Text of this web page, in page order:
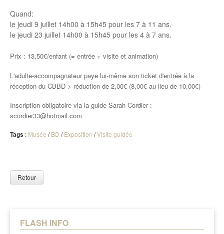
FLASH INFO
Quand:
le jeudi 9 juillet 14h00 à 15h45 pour les 7 à 11 ans.
le jeudi 23 juillet 14h00 à 15h45 pour les 4 à 7 ans.
Prix : 13,50€/enfant (= entrée + visite et animation)
L'adulte-accompagnateur paye lui-même son ticket d'entrée à la
réception du CBBD > réduction de 2,00€ (8,00€ au lieu de 10,00€)
Inscription obligatoire via la guide Sarah Cordier :
scordier33@hotmail.com
Tags : Musée /BD /Exposition /Visite guidée
Retour